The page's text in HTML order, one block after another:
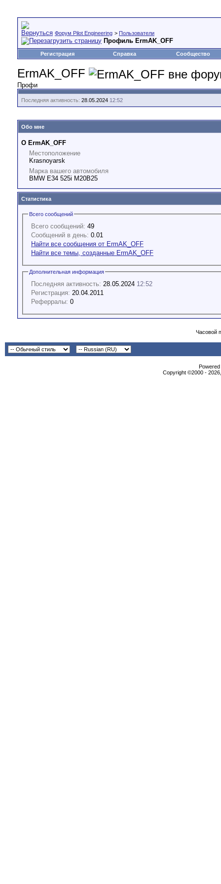
Форум Pilot Engineering > Пользователи
Профиль ErmAK_OFF
Регистрация Справка Сообщество
ErmAK_OFF
Профи
Последняя активность: 28.05.2024 12:52
Обо мне
О ErmAK_OFF
Местоположение
Krasnoyarsk
Марка вашего автомобиля
BMW E34 525i M20B25
Статистика
Всего сообщений
Всего сообщений: 49
Сообщений в день: 0.01
Найти все сообщения от ErmAK_OFF
Найти все темы, созданные ErmAK_OFF
Дополнительная информация
Последняя активность: 28.05.2024 12:52
Регистрация: 20.04.2011
Реферралы: 0
Часовой
Copyright ©2000 -